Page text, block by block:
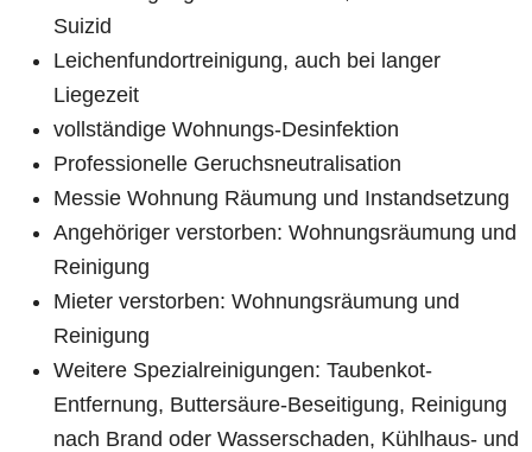
Suizid
Leichenfundortreinigung, auch bei langer
Liegezeit
vollständige Wohnungs-Desinfektion
Professionelle Geruchsneutralisation
Messie Wohnung Räumung und Instandsetzung
Angehöriger verstorben: Wohnungsräumung und
Reinigung
Mieter verstorben: Wohnungsräumung und
Reinigung
Weitere Spezialreinigungen: Taubenkot-
Entfernung, Buttersäure-Beseitigung, Reinigung
nach Brand oder Wasserschaden, Kühlhaus- und